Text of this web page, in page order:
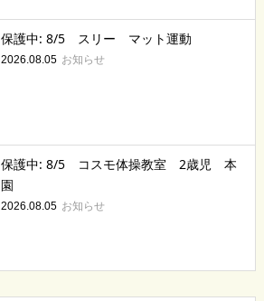
保護中: 8/5 スリー マット運動
2026.08.05 お知らせ
保護中: 8/5 コスモ体操教室 2歳児 本
園
2026.08.05 お知らせ